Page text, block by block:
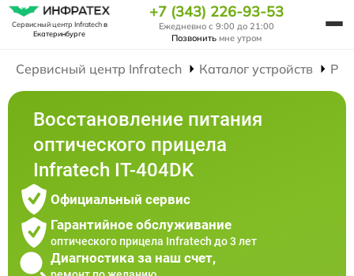
Сервисный центр Infratechв
Екатеринбурге
+7 (343) 226-93-53
Ежедневно с 9:00 до 21:00
Позвонить мне утром
Сервисный центр Infratech Каталог устройств
Восстановление питания
оптического прицела
Infratech IT-404DK
Официальный сервис
Гарантийное обслуживание
оптического прицела Infratech до 3 лет
Диагностика за наш счет,